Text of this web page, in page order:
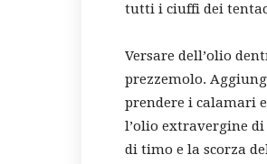
tutti i ciuffi dei
Versare dell’olio
prezzemolo.
prendere i calamari
l’olio extravergine
di timo e la scorza